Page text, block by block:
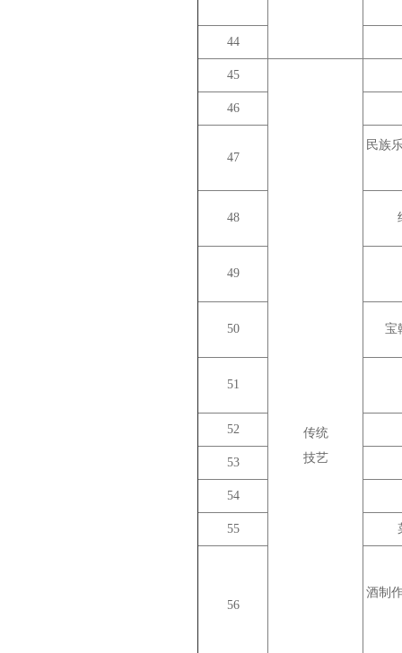
44
45
传统
技艺
46
47
民族
48
49
50 宝
51
52
53
54
55
56
酒制